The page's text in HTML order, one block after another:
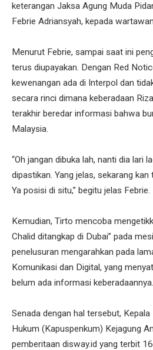
keterangan Jaksa Agung Muda
Febrie Adriansyah, kepada
Menurut Febrie, sampai saat ini
terus diupayakan. Dengan Red
kewenangan ada di Interpol dan
secara rinci dimana keberadaan
terakhir beredar informasi bahwa
Malaysia.
“Oh jangan dibuka lah, nanti dia lari
dipastikan. Yang jelas, sekarang
Ya posisi di situ,” begitu jelas Febrie.
Kemudian, Tirto mencoba
Chalid ditangkap di Dubai” pada
penelusuran mengarahkan pada
Komunikasi dan Digital, yang
belum ada informasi keberadaannya.
Senada dengan hal tersebut,
Hukum (Kapuspenkum) Kejagung
pemberitaan disway.id yang terbit